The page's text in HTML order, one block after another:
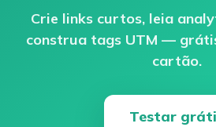
Crie links curtos, leia
construa tags UTM —
cartão.
Testar